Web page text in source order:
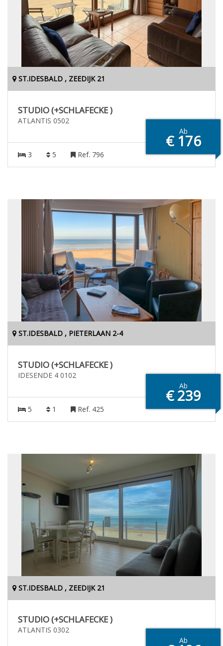
ST.IDESBALD , ZEEDIJK 21
STUDIO (+SCHLAFECKE )
ATLANTIS 0502
Ab
€ 176
3 5 Ref. 796
ST.IDESBALD , PIETERLAAN 2-4
STUDIO (+SCHLAFECKE )
IDESENDE 4 0102
Ab
€ 239
5 1 Ref. 425
ST.IDESBALD , ZEEDIJK 21
STUDIO (+SCHLAFECKE )
ATLANTIS 0302
Ab